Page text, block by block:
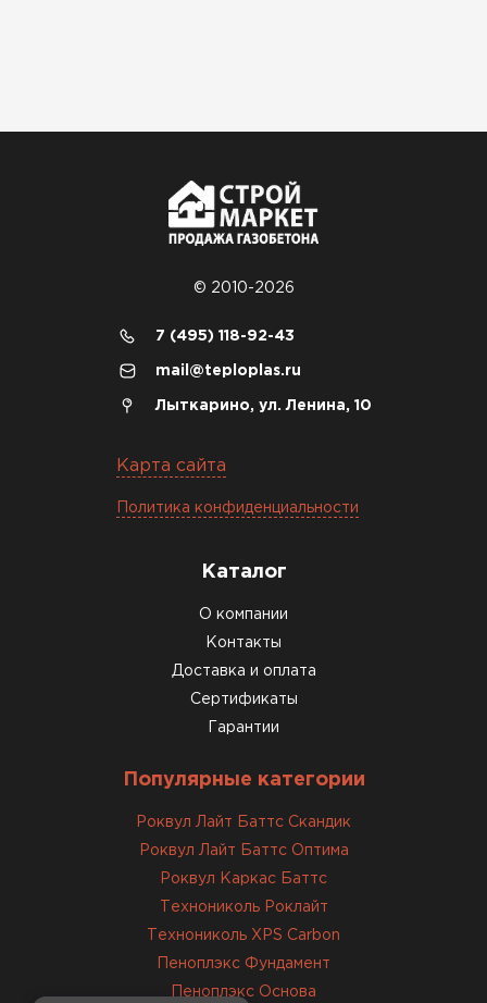
© 2010-2026
7 (495) 118-92-43
mail@teploplas.ru
Лыткарино, ул. Ленина, 10
Карта сайта
Политика конфиденциальности
Каталог
О компании
Контакты
Доставка и оплата
Сертификаты
Гарантии
Популярные категории
Роквул Лайт Баттс Скандик
Роквул Лайт Баттс Оптима
Роквул Каркас Баттс
Технониколь Роклайт
Технониколь XPS Carbon
Пеноплэкс Фундамент
Пеноплэкс Основа